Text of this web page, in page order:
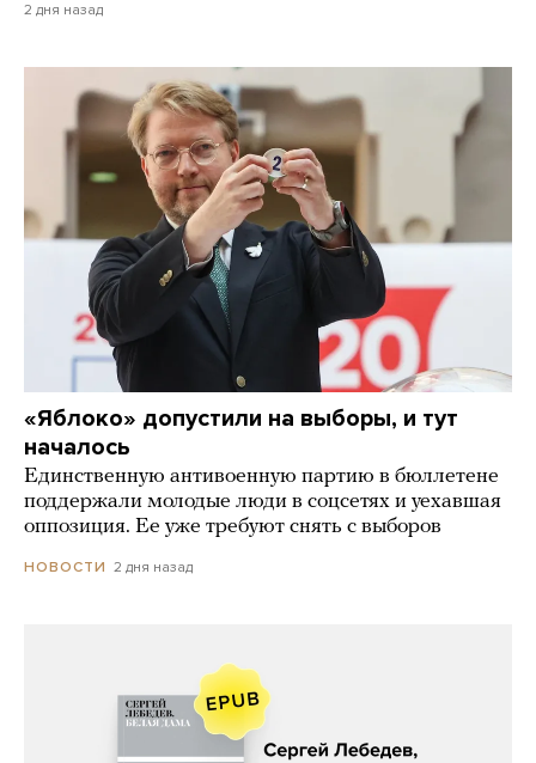
2 дня назад
«Яблоко» допустили на выборы, и тут
началось
Единственную антивоенную партию в бюллетене
поддержали молодые люди в соцсетях и уехавшая
оппозиция. Ее уже требуют снять с выборов
НОВОСТИ 2 дня назад